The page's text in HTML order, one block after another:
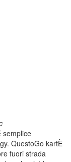
semplice
QuestoGo kartÈ
fuori strada